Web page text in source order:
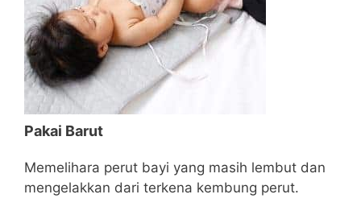
Pakai Barut
Memelihara perut bayi yang masih lembut dan
mengelakkan dari terkena kembung perut.